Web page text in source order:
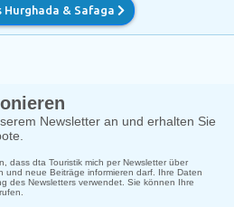
& Safaga
Newsletter an und erhalten Sie
dass dta Touristik mich per Newsletter über
und neue Beiträge informieren darf. Ihre Daten
des Newsletters verwendet. Sie können Ihre